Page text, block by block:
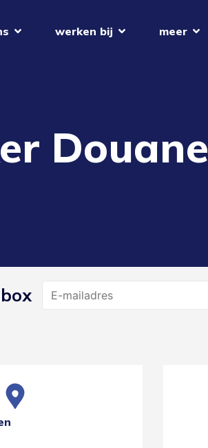
werken bij meer
Douane